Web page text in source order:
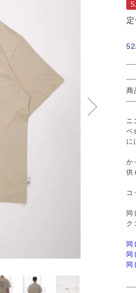
52
商
ニ
ベ
に
か
供
コ
同
ク
同
同
同